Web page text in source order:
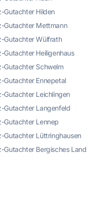
Gutachter Hilden
Gutachter Mettmann
Gutachter Wülfrath
Gutachter Heiligenhaus
Gutachter Schwelm
Gutachter Ennepetal
Gutachter Leichlingen
Gutachter Langenfeld
Gutachter Lennep
Gutachter Lüttringhausen
Gutachter Bergisches Land